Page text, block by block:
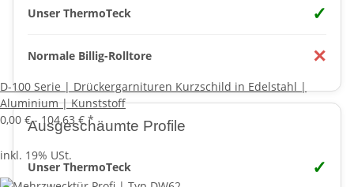
Unser ThermoTeck ✓
Normale Billig-Rolltore ✕
Ausgeschäumte Profile
Unser ThermoTeck ✓
D-100 Serie | Drückergarnituren Kurzschild in Edelstahl |
Aluminium | Kunststoff
0,00 € -104,63 €*
inkl. 19% USt.